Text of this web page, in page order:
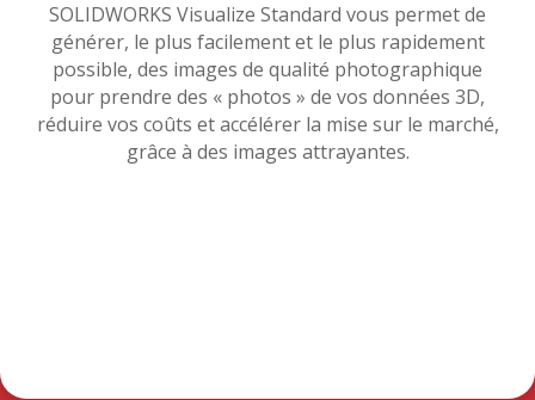
SOLIDWORKS Visualize Standard vous permet de
générer, le plus facilement et le plus rapidement
possible, des images de qualité photographique
pour prendre des « photos » de vos données 3D,
réduire vos coûts et accélérer la mise sur le marché,
grâce à des images attrayantes.